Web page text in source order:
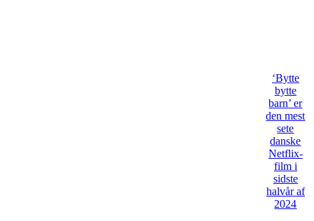
‘Bytte
bytte
barn’ er
den mest
sete
danske
Netflix-
film i
sidste
halvår af
2024